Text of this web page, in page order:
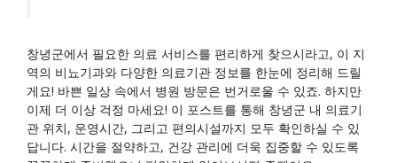
창녕군에서 필요한 의료 서비스를 편리하게 찾으시라고, 이 지
역의 비뇨기과와 다양한 의료기관 정보를 한눈에 정리해 드릴
게요! 바쁜 일상 속에서 병원 방문은 번거로울 수 있죠. 하지만
이제 더 이상 걱정 마세요! 이 포스트를 통해 창녕군 내 의료기
관 위치, 운영시간, 그리고 편의시설까지 모두 확인하실 수 있
답니다. 시간을 절약하고, 건강 관리에 더욱 집중할 수 있도록